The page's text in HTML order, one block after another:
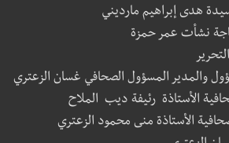
هدى إبراهيم مارديني
نشأت عمر حمزة
والمدير المسؤول الصحافي غسان الزعتري
الأستاذة رئيفة ديب الملاح
الأستاذة منى محمود الزعتري